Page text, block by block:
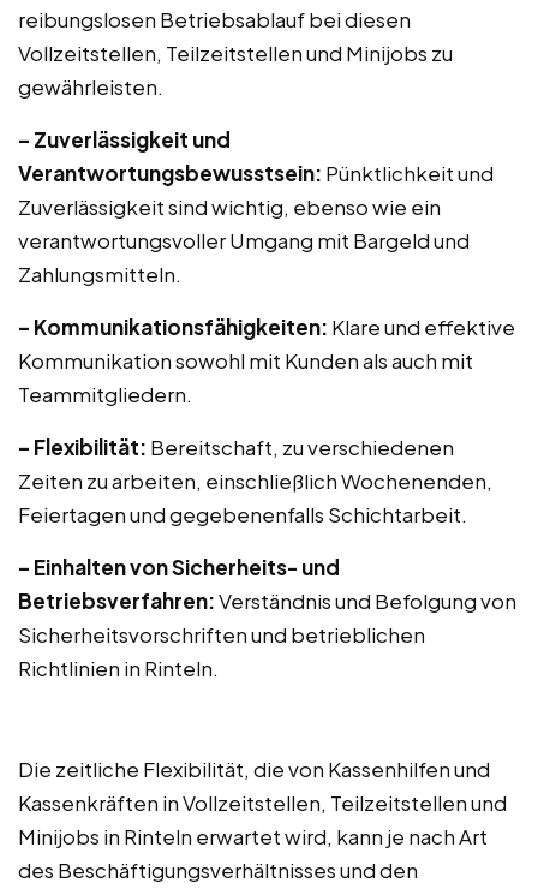
reibungslosen Betriebsablauf bei diesen
Vollzeitstellen, Teilzeitstellen und Minijobs zu
gewährleisten.
– Zuverlässigkeit und
Verantwortungsbewusstsein: Pünktlichkeit und
Zuverlässigkeit sind wichtig, ebenso wie ein
verantwortungsvoller Umgang mit Bargeld und
Zahlungsmitteln.
– Kommunikationsfähigkeiten: Klare und effektive
Kommunikation sowohl mit Kunden als auch mit
Teammitgliedern.
– Flexibilität: Bereitschaft, zu verschiedenen
Zeiten zu arbeiten, einschließlich Wochenenden,
Feiertagen und gegebenenfalls Schichtarbeit.
– Einhalten von Sicherheits- und
Betriebsverfahren:Verständnis und Befolgung von
Sicherheitsvorschriften und betrieblichen
Richtlinien in Rinteln.
Die zeitliche Flexibilität, die von Kassenhilfen und
Kassenkräften in Vollzeitstellen, Teilzeitstellen und
Minijobs in Rinteln erwartet wird, kann je nach Art
des Beschäftigungsverhältnisses und den